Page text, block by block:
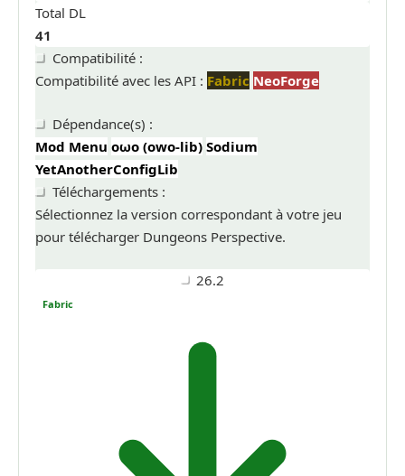
Total DL
41
Compatibilité :
Compatibilité avec les API : Fabric NeoForge
Dépendance(s) :
Mod Menu oωo (owo-lib) Sodium
YetAnotherConfigLib
Téléchargements :
Sélectionnez la version correspondant à votre jeu
pour télécharger Dungeons Perspective.
26.2
Fabric